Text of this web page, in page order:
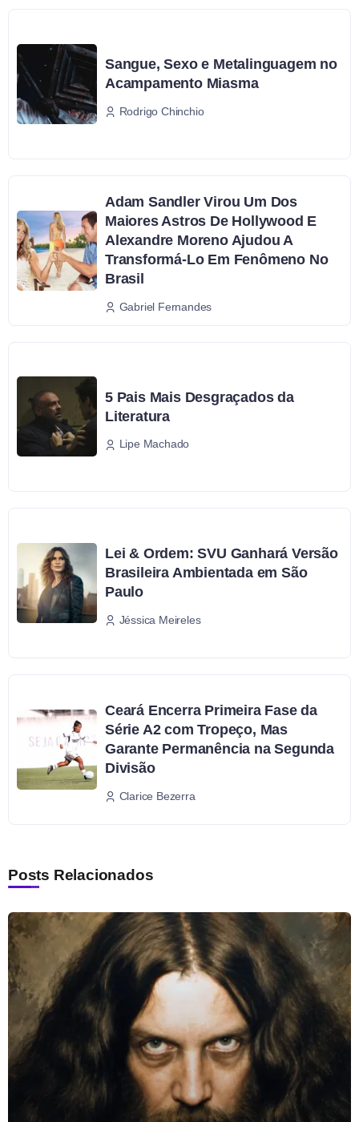
Sangue, Sexo e Metalinguagem no
Acampamento Miasma
Rodrigo Chinchio
Adam Sandler Virou Um Dos
Maiores Astros De Hollywood E
Alexandre Moreno Ajudou A
Transformá-Lo Em Fenômeno No
Brasil
Gabriel Fernandes
5 Pais Mais Desgraçados da
Literatura
Lipe Machado
Lei & Ordem: SVU Ganhará Versão
Brasileira Ambientada em São
Paulo
Jéssica Meireles
Ceará Encerra Primeira Fase da
Série A2 com Tropeço, Mas
Garante Permanência na Segunda
Divisão
Clarice Bezerra
Posts Relacionados